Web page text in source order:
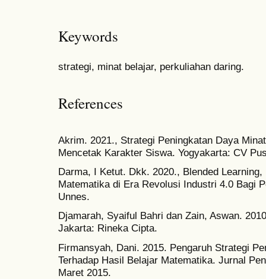
Keywords
strategi, minat belajar, perkuliahan daring.
References
Akrim. 2021., Strategi Peningkatan Daya
Mencetak Karakter Siswa. Yogyakarta: CV
Darma, I Ketut. Dkk. 2020., Blended
Matematika di Era Revolusi Industri 4.0 Bagi
Unnes.
Djamarah, Syaiful Bahri dan Zain, Aswan.
Jakarta: Rineka Cipta.
Firmansyah, Dani. 2015. Pengaruh Strategi
Terhadap Hasil Belajar Matematika. Jurnal
Maret 2015.